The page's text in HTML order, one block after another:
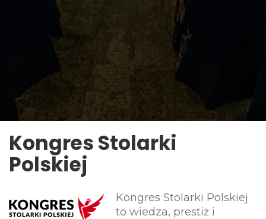
Kongres Stolarki
Polskiej
Kongres Stolarki Polskiej
to wiedza, prestiż i